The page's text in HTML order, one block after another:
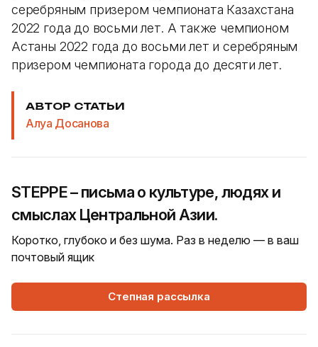
серебряным призером чемпионата Казахстана
2022 года до восьми лет. А также чемпионом
Астаны 2022 года до восьми лет и серебряным
призером чемпионата города до десяти лет.
АВТОР СТАТЬИ
Алуа Досанова
STEPPE – письма о культуре, людях и
смыслах Центральной Азии.
Коротко, глубоко и без шума. Раз в неделю — в ваш
почтовый ящик
Степная рассылка